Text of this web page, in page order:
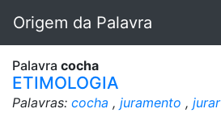
Origem da Palavra
Palavra cocha
ETIMOLOGIA
Palavras: cocha , juramento , jurar